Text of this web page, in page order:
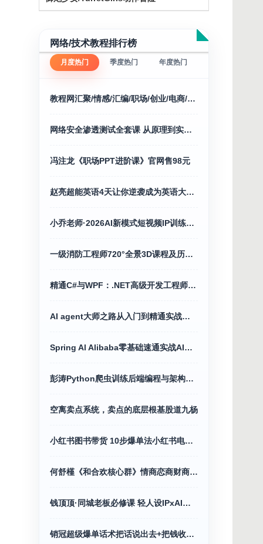
网络/技术教程排行榜
月度热门 季度热门 年度热门
教程网汇聚/情感/汇编/职场/创业/电商/福利/等
网络安全渗透测试全套课 从原理到实战200课
冯注龙《职场PPT进阶课》官网售98元
赵亮超能英语4天让你逆袭成为英语大神127.0G
小乔老师·2026AI新模式短视频IP训练营（更新）
一级消防工程师720°全景3D课程及历年精讲合集
精通C#与WPF：.NET高级开发工程师之路
AI agent大师之路从入门到精通实战指南
Spring Al Alibaba零基础速通实战AI应用+Java全端
彭涛Python爬虫训练后端编程与架构营价值4699
空离卖点系统，卖点的底层根基股道九杨
小红书图书带货 10步爆单法小红书电商教程
何舒槿《和合欢核心群》情商恋商财商全攻略
钱顶顶·同城老板必修课 轻人设IPxAI获客
销冠超级爆单话术把话说出去+把钱收回来